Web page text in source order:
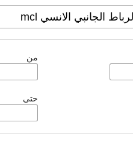
من
حتى